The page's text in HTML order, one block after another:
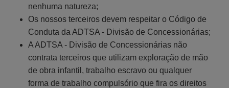
nenhuma natureza;
Os nossos terceiros devem respeitar o Código de
Conduta da ADTSA - Divisão de Concessionárias;
A ADTSA - Divisão de Concessionárias não
contrata terceiros que utilizam exploração de mão
de obra infantil, trabalho escravo ou qualquer
forma de trabalho compulsório que fira os direitos